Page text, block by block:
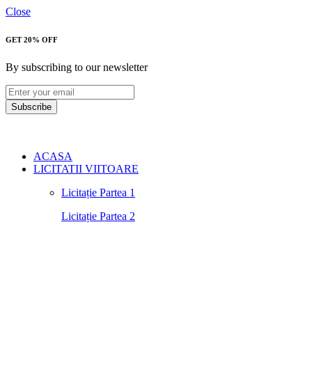
Close
GET 20% OFF
By subscribing to our newsletter
Subscribe
ACASA
LICITATII VIITOARE
Licitație Partea 1
Licitație Partea 2